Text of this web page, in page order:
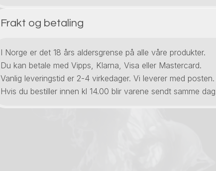
Frakt og betaling
I Norge er det 18 års aldersgrense på alle våre produkter.
Du kan betale med Vipps, Klarna, Visa eller Mastercard.
Vanlig leveringstid er 2-4 virkedager. Vi leverer med posten.
Hvis du bestiller innen kl 14.00 blir varene sendt samme